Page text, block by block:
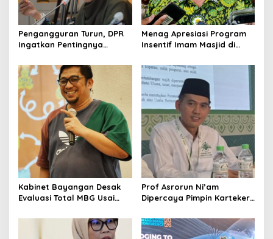
Pengangguran Turun, DPR
Ingatkan Pentingnya
yang Layak
Menag Apresiasi Program
Insentif Imam Masjid di
Model Nasional
Kabinet Bayangan Desak
Evaluasi Total MBG Usai
Massal
Prof Asrorun Ni’am
Dipercaya Pimpin Karteker
Regenerasi Kepemimpinan
NU